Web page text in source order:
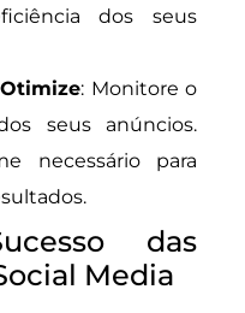
dos seus
: Monitore o
seus anúncios.
necessário para
das
Media